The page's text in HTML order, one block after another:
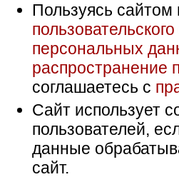
Пользуясь
персональных
распространение
соглашаетесь с
Сайт использует
пользователей,
данные
сайт.